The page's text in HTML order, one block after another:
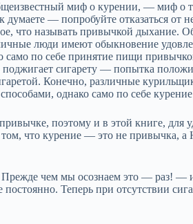
миф о курении, — миф о
— попробуйте отказаться от
что называть привычкой дыхание.
люди имеют обыкновение
по себе принятие пищи
сигарету — попытка
Конечно, различные
однако само по себе
поэтому и в этой книге, для
том, что курение — это не
чем мы осознаем это — раз! —
Теперь при отсутствии